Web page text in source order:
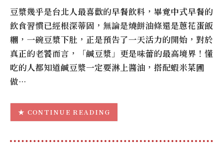
豆漿幾乎是台北人最喜歡的早餐飲料，畢竟中式早餐的
飲食習慣已經根深蒂固，無論是燒餅油條還是蔥花蛋飯
糰，一碗豆漿下肚，正是預告了一天活力的開始，對於
真正的老饕而言，「鹹豆漿」更是味蕾的最高境界！懂
吃的人都知道鹹豆漿一定要淋上醬油，搭配蝦米菜圃
做…
CONTINUE READING